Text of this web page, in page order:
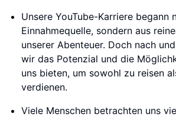
Unsere YouTube-Karriere begann
Einnahmequelle, sondern aus
unserer Abenteuer. Doch nach
wir das Potenzial und die
uns bieten, um sowohl zu reisen
verdienen.
Viele Menschen betrachten uns